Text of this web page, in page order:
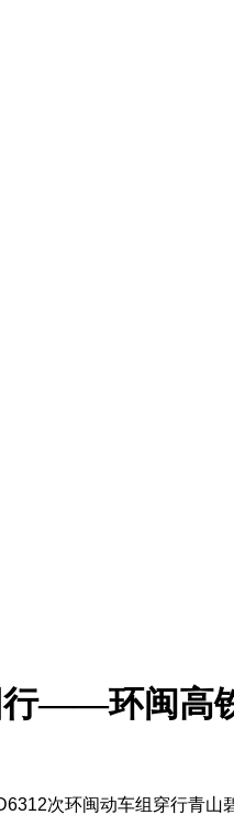
——环闽高
次环闽动车组穿行青